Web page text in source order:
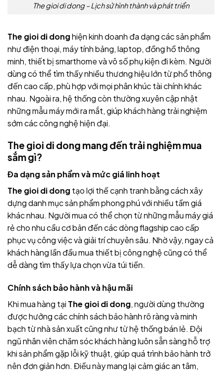
The gioi di dong – Lịch sử hình thành và phát triển
The gioi di donghiện kinh doanh đa dạng các sản phẩm
như điện thoại, máy tính bảng, laptop, đồng hồ thông
minh, thiết bị smarthome và vô số phụ kiện đi kèm. Người
dùng có thể tìm thấy nhiều thương hiệu lớn từ phổ thông
đến cao cấp, phù hợp với mọi phân khúc tài chính khác
nhau. Ngoài ra, hệ thống còn thường xuyên cập nhật
những mẫu máy mới ra mắt, giúp khách hàng trải nghiệm
sớm các công nghệ hiện đại.
The gioi di dong mang đến trải nghiệm mua
sắm gì?
Đa dạng sản phẩm và mức giá linh hoạt
The gioi di dong tạo lợi thế cạnh tranh bằng cách xây
dựng danh mục sản phẩm phong phú với nhiều tầm giá
khác nhau. Người mua có thể chọn từ những mẫu máy giá
rẻ cho nhu cầu cơ bản đến các dòng flagship cao cấp
phục vụ công việc và giải trí chuyên sâu. Nhờ vậy, ngay cả
khách hàng lần đầu mua thiết bị công nghệ cũng có thể
dễ dàng tìm thấy lựa chọn vừa túi tiền.
Chính sách bảo hành và hậu mãi
Khi mua hàng tại The gioi di dong, người dùng thường
được hưởng các chính sách bảo hành rõ ràng và minh
bạch từ nhà sản xuất cũng như từ hệ thống bán lẻ. Đội
ngũ nhân viên chăm sóc khách hàng luôn sẵn sàng hỗ trợ
khi sản phẩm gặp lỗi kỹ thuật, giúp quá trình bảo hành trở
nên đơn giản hơn. Điều này mang lại cảm giác an tâm,